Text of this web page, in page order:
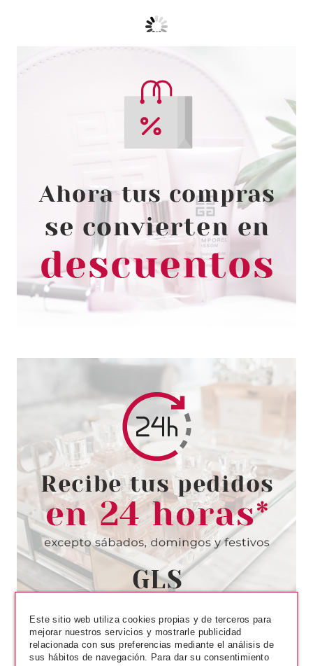
ESSENCE
ESSENCE DISNEY PRINCESS
PESTAÑAS POSTIZAS
RAPUNZEL 01 KINDNESS
Pvr 3.79€
-31%
desde
2.60€
ESSENCE
ESSENCE UÑAS POSTIZAS
NAILS IN STYLE 06 ACROSS
THE UNIVERSE
Pvr 3.79€
-21%
desde
2.99€
Este sitio web utiliza cookies propias y de terceros para
mejorar nuestros servicios y mostrarle publicidad
relacionada con sus preferencias mediante el análisis de
sus hábitos de navegación. Para dar su consentimiento